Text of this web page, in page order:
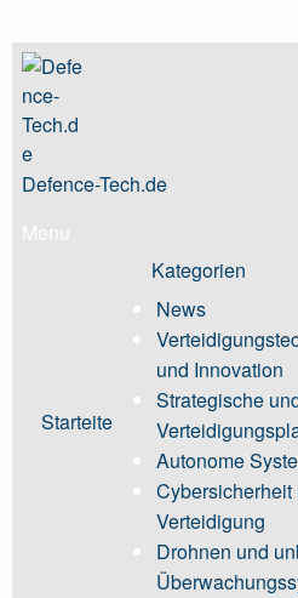
Skip
content
Defence-Tech.de
Menu
Starteite
Kategorien
News
und Innovation
Strategische
Autonome
Verteidigung
Drohnen und